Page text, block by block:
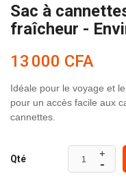
Sac à
fraîcheur -
13 000 CFA
Idéale pour le voyage et
pour un accès facile aux
cannettes.
Qté